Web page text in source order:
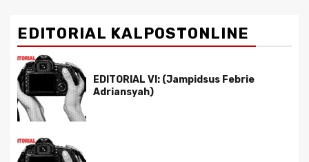
EDITORIAL KALPOSTONLINE
EDITORIAL VI: (Jampidsus Febrie
Adriansyah)